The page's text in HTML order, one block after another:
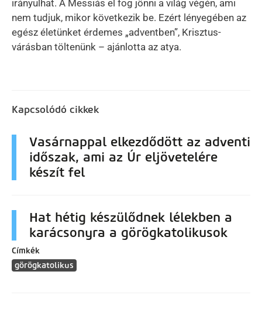
irányulhat. A Messiás el fog jönni a világ végén, ami
nem tudjuk, mikor következik be. Ezért lényegében az
egész életünket érdemes „adventben”, Krisztus-
várásban töltenünk – ajánlotta az atya.
Kapcsolódó cikkek
Vasárnappal elkezdődött az adventi
időszak, ami az Úr eljövetelére
készít fel
Hat hétig készülődnek lélekben a
karácsonyra a görögkatolikusok
Címkék
görögkatolikus